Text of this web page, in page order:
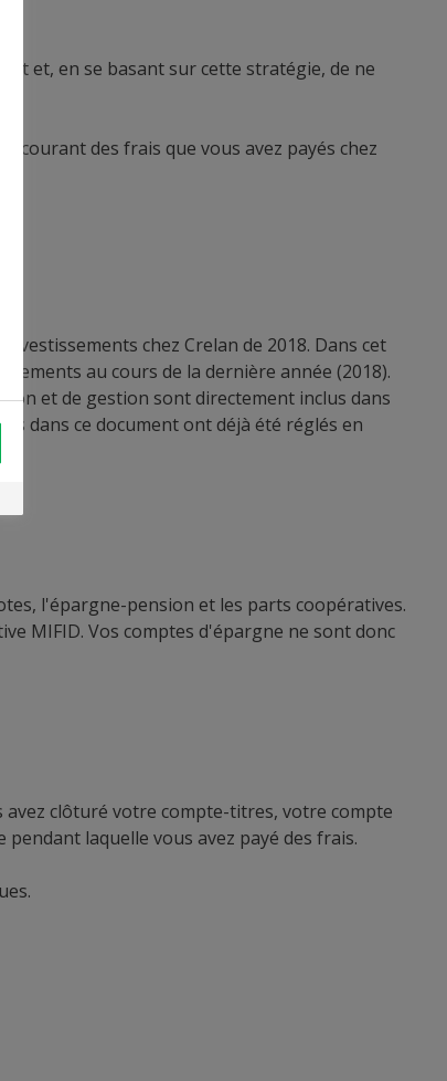
et, en se basant sur cette stratégie, de ne
courant des frais que vous avez payés chez
chez Crelan de 2018. Dans cet
au cours de la dernière année (2018).
et de gestion sont directement inclus dans
dans ce document ont déjà été réglés en
l'épargne-pension et les parts coopératives.
MIFID. Vos comptes d'épargne ne sont donc
clôturé votre compte-titres, votre compte
laquelle vous avez payé des frais.